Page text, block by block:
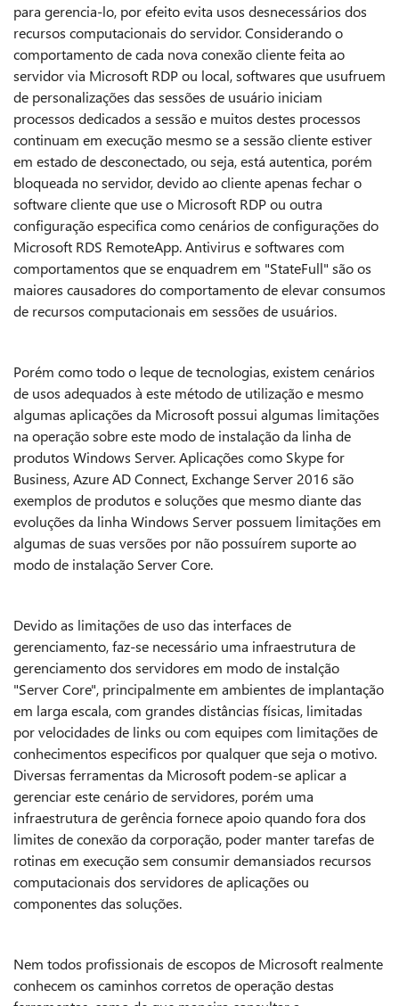
para gerencia-lo, por efeito evita usos desnecessários dos
recursos computacionais do servidor. Considerando o
comportamento de cada nova conexão cliente feita ao
servidor via Microsoft RDP ou local, softwares que usufruem
de personalizações das sessões de usuário iniciam
processos dedicados a sessão e muitos destes processos
continuam em execução mesmo se a sessão cliente estiver
em estado de desconectado, ou seja, está autentica, porém
bloqueada no servidor, devido ao cliente apenas fechar o
software cliente que use o Microsoft RDP ou outra
configuração especifica como cenários de configurações do
Microsoft RDS RemoteApp. Antivirus e softwares com
comportamentos que se enquadrem em "StateFull" são os
maiores causadores do comportamento de elevar consumos
de recursos computacionais em sessões de usuários.
Porém como todo o leque de tecnologias, existem cenários
de usos adequados à este método de utilização e mesmo
algumas aplicações da Microsoft possui algumas limitações
na operação sobre este modo de instalação da linha de
produtos Windows Server. Aplicações como Skype for
Business, Azure AD Connect, Exchange Server 2016 são
exemplos de produtos e soluções que mesmo diante das
evoluções da linha Windows Server possuem limitações em
algumas de suas versões por não possuírem suporte ao
modo de instalação Server Core.
Devido as limitações de uso das interfaces de
gerenciamento, faz-se necessário uma infraestrutura de
gerenciamento dos servidores em modo de instalção
"Server Core", principalmente em ambientes de implantação
em larga escala, com grandes distâncias físicas, limitadas
por velocidades de links ou com equipes com limitações de
conhecimentos especificos por qualquer que seja o motivo.
Diversas ferramentas da Microsoft podem-se aplicar a
gerenciar este cenário de servidores, porém uma
infraestrutura de gerência fornece apoio quando fora dos
limites de conexão da corporação, poder manter tarefas de
rotinas em execução sem consumir demansiados recursos
computacionais dos servidores de aplicações ou
componentes das soluções.
Nem todos profissionais de escopos de Microsoft realmente
conhecem os caminhos corretos de operação destas